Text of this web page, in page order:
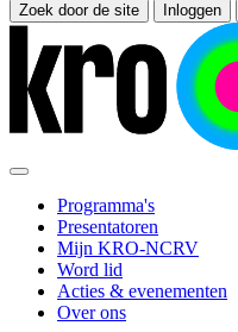
Zoek door de site Inloggen
Programma's
Presentatoren
Mijn KRO-NCRV
Word lid
Acties & evenementen
Over ons